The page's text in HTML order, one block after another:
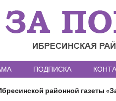
ПОДПИСКА
районной газеты